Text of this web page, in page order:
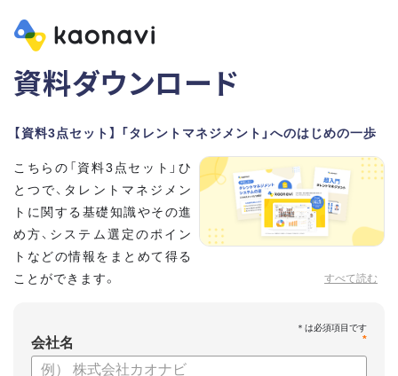
資料ダウンロード
【資料3点セット】 「タレントマネジメント」へのはじめの一歩
すべて読む
こちらの「資料3点セット」ひ
とつで、タレントマネジメン
トに関する基礎知識やその進
め方、システム選定のポイン
トなどの情報をまとめて得る
ことができます。
【資料セット内容】
・超入門タレントマネジメント
*
会社名